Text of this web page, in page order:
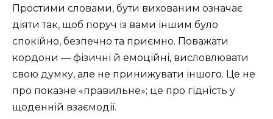
Простими словами, бути вихованим означає
діяти так, щоб поруч із вами іншим було
спокійно, безпечно та приємно. Поважати
кордони — фізичні й емоційні, висловлювати
свою думку, але не принижувати іншого. Це не
про показне «правильне»; це про гідність у
щоденній взаємодії.